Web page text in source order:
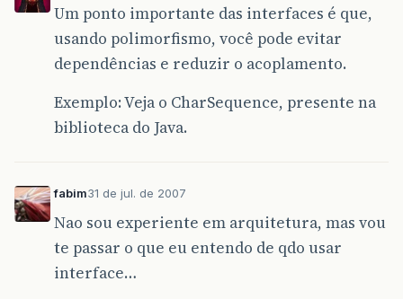
Um ponto importante das interfaces é que,
usando polimorfismo, você pode evitar
dependências e reduzir o acoplamento.
Exemplo: Veja o CharSequence, presente na
biblioteca do Java.
fabim31 de jul. de 2007
Nao sou experiente em arquitetura, mas vou
te passar o que eu entendo de qdo usar
interface…